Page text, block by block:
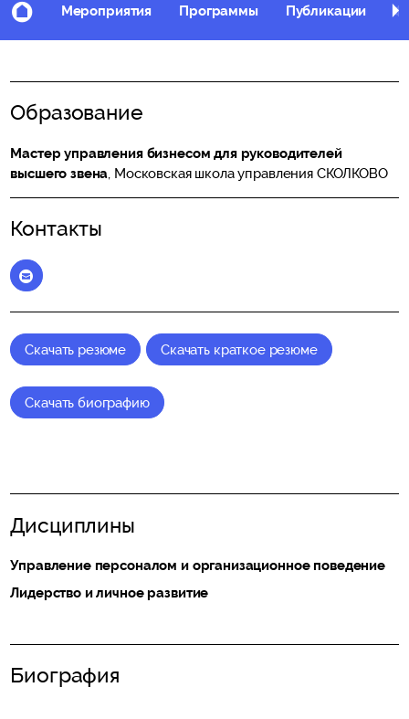
Мероприятия Программы Публикации
Образование
Мастер управления бизнесом для руководителей
высшего звена , Московская школа управления СКОЛКОВО
Контакты
Скачать резюме Скачать краткое резюме
Скачать биографию
Дисциплины
Управление персоналом и организационное поведение
Лидерство и личное развитие
Биография